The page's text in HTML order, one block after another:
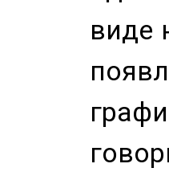
виде